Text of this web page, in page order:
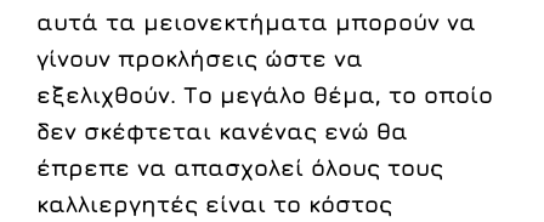
αυτά τα μειονεκτήματα μπορούν να
γίνουν προκλήσεις ώστε να
εξελιχθούν. Το μεγάλο θέμα, το οποίο
δεν σκέφτεται κανένας ενώ θα
έπρεπε να απασχολεί όλους τους
καλλιεργητές είναι το κόστος